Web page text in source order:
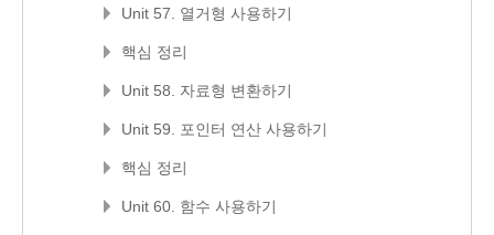
Unit 57. 열거형 사용하기
핵심 정리
Unit 58. 자료형 변환하기
Unit 59. 포인터 연산 사용하기
핵심 정리
Unit 60. 함수 사용하기